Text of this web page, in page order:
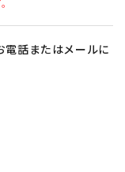
電話またはメールに